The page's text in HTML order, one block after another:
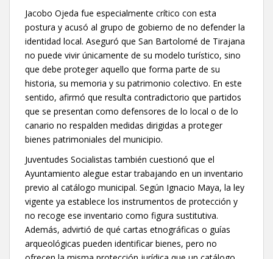
Jacobo Ojeda fue especialmente crítico con esta
postura y acusó al grupo de gobierno de no defender la
identidad local. Aseguró que San Bartolomé de Tirajana
no puede vivir únicamente de su modelo turístico, sino
que debe proteger aquello que forma parte de su
historia, su memoria y su patrimonio colectivo. En este
sentido, afirmó que resulta contradictorio que partidos
que se presentan como defensores de lo local o de lo
canario no respalden medidas dirigidas a proteger
bienes patrimoniales del municipio.
Juventudes Socialistas también cuestionó que el
Ayuntamiento alegue estar trabajando en un inventario
previo al catálogo municipal. Según Ignacio Maya, la ley
vigente ya establece los instrumentos de protección y
no recoge ese inventario como figura sustitutiva.
Además, advirtió de qué cartas etnográficas o guías
arqueológicas pueden identificar bienes, pero no